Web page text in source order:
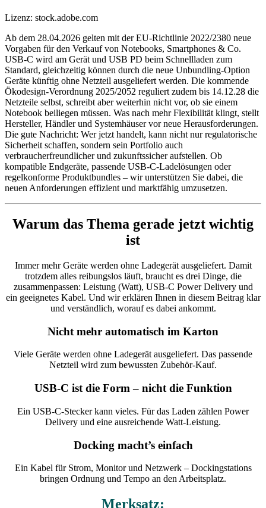
Lizenz: stock.adobe.com
Ab dem 28.04.2026 gelten mit der EU‑Richtlinie 2022/2380 neue
Vorgaben für den Verkauf von Notebooks, Smartphones & Co.
USB‑C wird am Gerät und USB PD beim Schnellladen zum
Standard, gleichzeitig können durch die neue Unbundling‑Option
Geräte künftig ohne Netzteil ausgeliefert werden. Die kommende
Ökodesign‑Verordnung 2025/2052 reguliert zudem bis 14.12.28 die
Netzteile selbst, schreibt aber weiterhin nicht vor, ob sie einem
Notebook beiliegen müssen. Was nach mehr Flexibilität klingt, stellt
Hersteller, Händler und Systemhäuser vor neue Herausforderungen.
Die gute Nachricht: Wer jetzt handelt, kann nicht nur regulatorische
Sicherheit schaffen, sondern sein Portfolio auch
verbraucherfreundlicher und zukunftssicher aufstellen. Ob
kompatible Endgeräte, passende USB‑C‑Ladelösungen oder
regelkonforme Produktbundles – wir unterstützen Sie dabei, die
neuen Anforderungen effizient und marktfähig umzusetzen.
Warum das Thema gerade jetzt wichtig
ist
Immer mehr Geräte werden ohne Ladegerät ausgeliefert. Damit
trotzdem alles reibungslos läuft, braucht es drei Dinge, die
zusammenpassen: Leistung (Watt), USB‑C Power Delivery und
ein geeignetes Kabel. Und wir erklären Ihnen in diesem Beitrag klar
und verständlich, worauf es dabei ankommt.
Nicht mehr automatisch im Karton
Viele Geräte werden ohne Ladegerät ausgeliefert. Das passende
Netzteil wird zum bewussten Zubehör‑Kauf.
USB‑C ist die Form – nicht die Funktion
Ein USB‑C‑Stecker kann vieles. Für das Laden zählen Power
Delivery und eine ausreichende Watt-Leistung.
Docking macht’s einfach
Ein Kabel für Strom, Monitor und Netzwerk – Dockingstations
bringen Ordnung und Tempo an den Arbeitsplatz.
Merksatz: